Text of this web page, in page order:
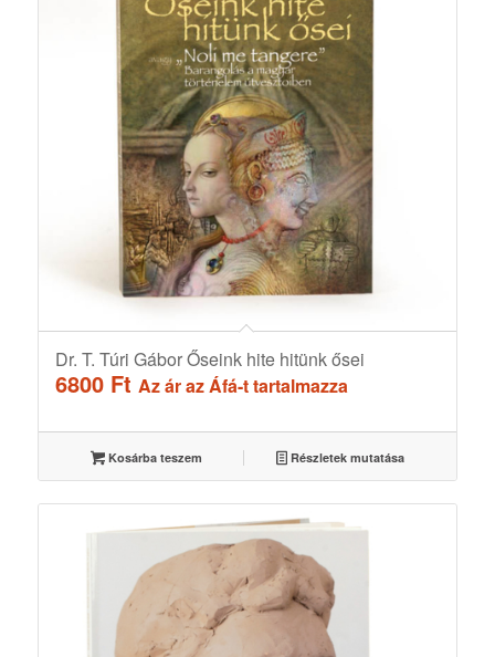
Dr. T. Túri Gábor Őseink hite hitünk ősei
6800 Ft Az ár az Áfá-t tartalmazza
Kosárba teszem Részletek mutatása